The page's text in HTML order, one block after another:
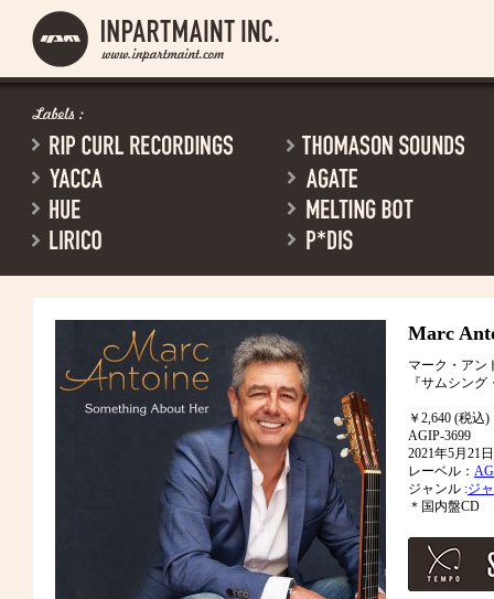
Marc
マーク・アン
『サムシン
￥2,640 (税込)
AGIP-3699
2021年5月21
レーベル：
ジャンル :ジ
＊国内盤CD